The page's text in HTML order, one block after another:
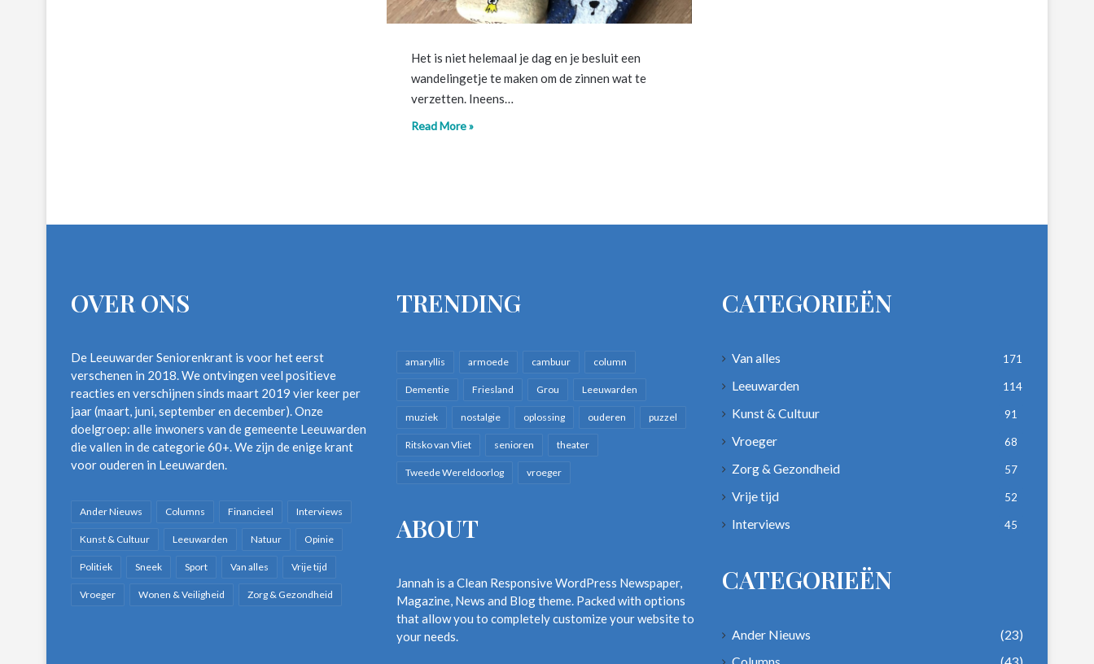
Het is niet helemaal je dag en je besluit een
wandelingetje te maken om de zinnen wat te
verzetten. Ineens…
Read More »
OVER ONS
De Leeuwarder Seniorenkrant is voor het eerst
verschenen in 2018. We ontvingen veel positieve
reacties en verschijnen sinds maart 2019 vier keer per
jaar (maart, juni, september en december). Onze
doelgroep: alle inwoners van de gemeente Leeuwarden
die vallen in de categorie 60+. We zijn de enige krant
voor ouderen in Leeuwarden.
Ander Nieuws Columns Financieel Interviews
Kunst & Cultuur Leeuwarden Natuur Opinie
Politiek Sneek Sport Van alles Vrije tijd
Vroeger Wonen & Veiligheid Zorg & Gezondheid
TRENDING
amaryllis armoede cambuur column
Dementie Friesland Grou Leeuwarden
muziek nostalgie oplossing ouderen puzzel
Ritsko van Vliet senioren theater
Tweede Wereldoorlog vroeger
ABOUT
Jannah is a Clean Responsive WordPress Newspaper,
Magazine, News and Blog theme. Packed with options
that allow you to completely customize your website to
your needs.
CATEGORIEËN
Van alles 171
Leeuwarden 114
Kunst & Cultuur 91
Vroeger 68
Zorg & Gezondheid 57
Vrije tijd 52
Interviews 45
CATEGORIEËN
Ander Nieuws
(23)